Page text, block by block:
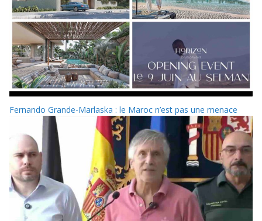
Fernando Grande-Marlaska : le Maroc n’est pas une menace